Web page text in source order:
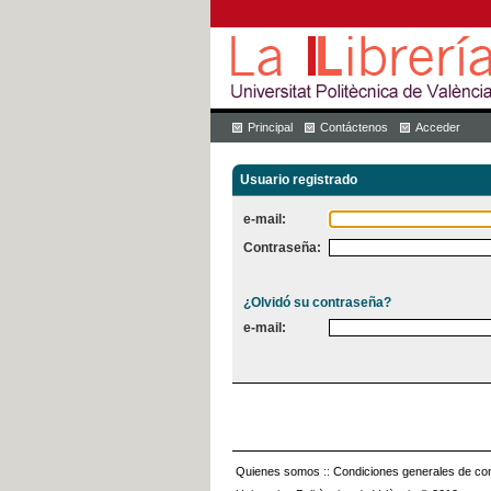
Principal Contáctenos Acceder
Usuario registrado
e-mail:
Contraseña:
¿Olvidó su contraseña?
e-mail:
Quienes somos :: Condiciones generales de